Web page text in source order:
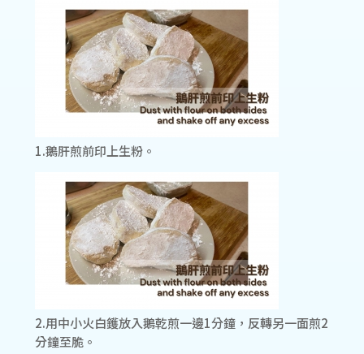
1.鵝肝煎前印上生粉。
2.用中小火白鑊放入鵝乾煎一邊1分鐘，反轉另一面煎2
分鐘至脆。